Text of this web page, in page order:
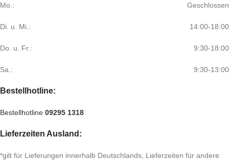
Mo.: Geschlossen
Di. u. Mi.: 14:00-18:00
Do. u. Fr.: 9:30-18:00
Sa.: 9:30-13:00
Bestellhotline:
Bestellhotline 09295 1318
Lieferzeiten Ausland:
*gilt für Lieferungen innerhalb Deutschlands, Lieferzeiten für andere